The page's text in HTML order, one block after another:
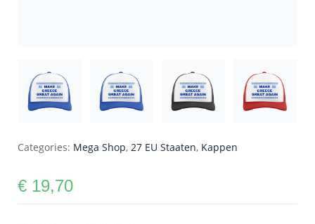
Categories: Mega Shop, 27 EU Staaten, Kappen
€ 19,70